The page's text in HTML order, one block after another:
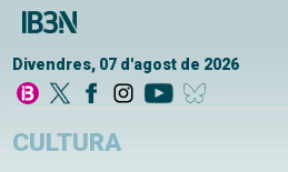
Divendres, 07 d'agost de 2026
CULTURA